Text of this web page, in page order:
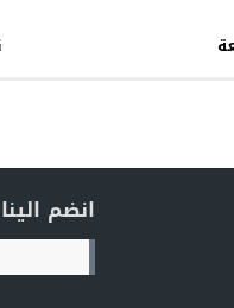
انضم